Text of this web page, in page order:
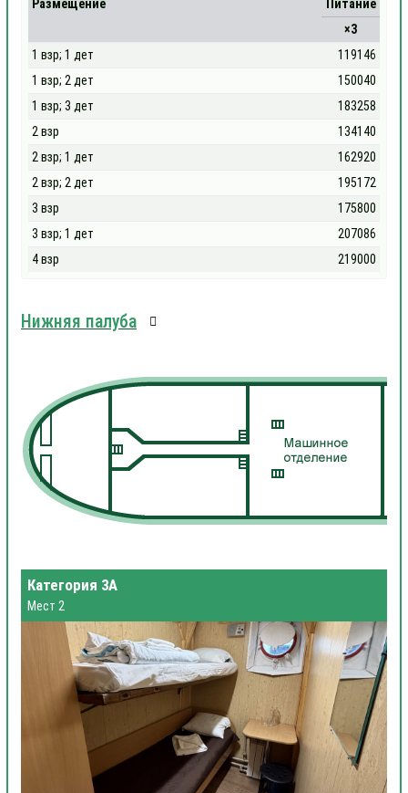
Размещение
Питание
×3
1 взр; 1 дет
119146
1 взр; 2 дет
150040
1 взр; 3 дет
183258
2 взр
134140
2 взр; 1 дет
162920
2 взр; 2 дет
195172
3 взр
175800
3 взр; 1 дет
207086
4 взр
219000
Нижняя палуба
Категория 3А
Мест 2